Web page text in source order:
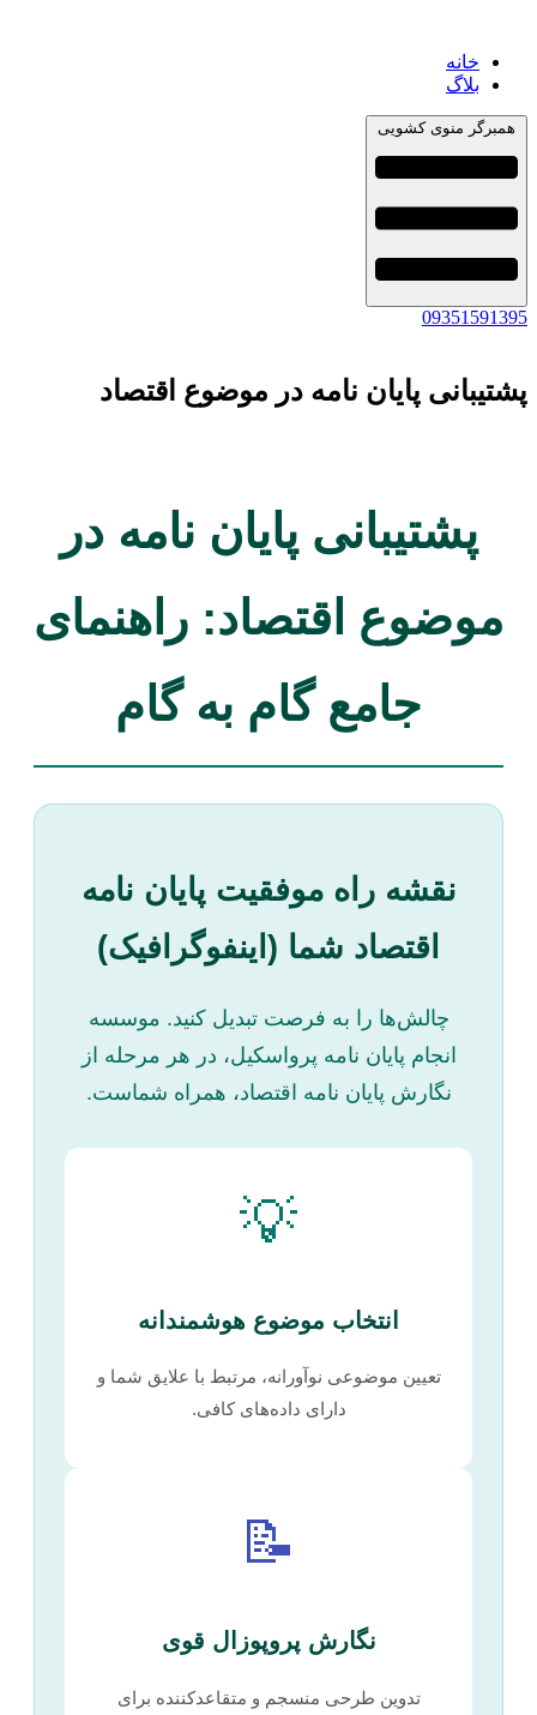
خانه
بلاگ
منوی کشویی
پایان نامه در موضوع اقتصاد
پشتیبانی پایان نامه در
موضوع اقتصاد: راهنمای
جامع گام به گام
نقشه راه موفقیت پایان نامه
اقتصاد شما (اینفوگرافیک)
چالش‌ها را به فرصت تبدیل کنید. موسسه
انجام پایان نامه پرواسکیل، در هر مرحله از
نگارش پایان نامه اقتصاد، همراه شماست.
💡
انتخاب موضوع هوشمندانه
تعیین موضوعی نوآورانه، مرتبط با علایق شما و
دارای داده‌های کافی.
📝
نگارش پروپوزال قوی
تدوین طرحی منسجم و متقاعدکننده برای